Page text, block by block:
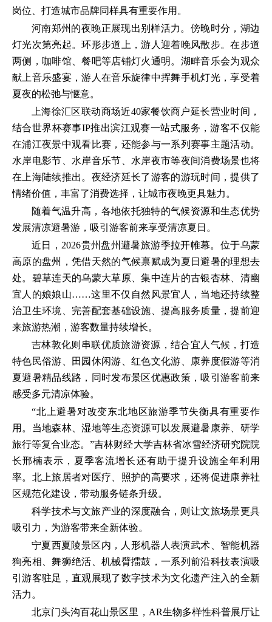
岗位、打造城市品牌同样具有重要作用。
河南郑州的夜晚正展现出别样活力。傍晚时分，湖边
灯光次第亮起。环形步道上，游人迎着晚风散步。在步道
两侧，咖啡馆、餐吧等店铺灯火通明。湖畔音乐会为观众
献上音乐盛宴，游人在音乐旋律中挥舞手机灯光，享受着
夏夜的松弛与惬意。
上海徐汇区联动商场近40家餐饮商户延长营业时间，
结合世界杯赛事IP推出滨江观赛一站式服务，游客不仅能
在浦江夜景中观看比赛，还能参与一系列赛事主题活动。
水岸电影节、水岸音乐节、水岸夜市等夜间消费场景也将
在上海陆续推出。夜经济延长了游客的游玩时间，提供了
情绪价值，丰富了消费选择，让城市夜晚更具魅力。
随着气温升高，各地依托独特的气候资源和生态优势
发展清凉避暑游，吸引游客前来享受清凉夏日。
近日，2026贵州盘州避暑旅游季拉开帷幕。位于乌蒙
高原的盘州，凭借天然的气候禀赋成为夏日避暑的理想去
处。碧草连天的乌蒙大草原、集中连片的古银杏林、清幽
宜人的娘娘山……这里不仅自然风景宜人，当地还持续整
治卫生环境、完善配套基础设施、提高服务质量，提前迎
来旅游热潮，游客数量持续增长。
吉林敦化则串联优质旅游资源，结合宜人气候，打造
特色民俗游、田园休闲游、红色文化游、康养度假游等消
夏避暑精品线路，同时发布景区优惠政策，吸引游客前来
感受多元清凉体验。
“北上避暑对改变东北地区旅游季节失衡具有重要作
用。当地森林、湿地等生态资源可以发展避暑康养、研学
旅行等复合业态。”吉林财经大学吉林省冰雪经济研究院院
长邢楠表示，夏季客流增长还有助于提升设施全年利用
率。北上旅居者对医疗、照护的高要求，还将促进康养社
区规范化建设，带动服务链条升级。
科学技术与文旅产业的深度融合，则让文旅场景更具
吸引力，为游客带来全新体验。
宁夏西夏陵景区内，人形机器人表演武术、智能机器
狗亮相、舞狮绝活、机械臂擂鼓，一系列前沿科技表演吸
引游客驻足，直观展现了数字技术为文化遗产注入的全新
活力。
北京门头沟百花山景区里，AR生物多样性科普展厅让